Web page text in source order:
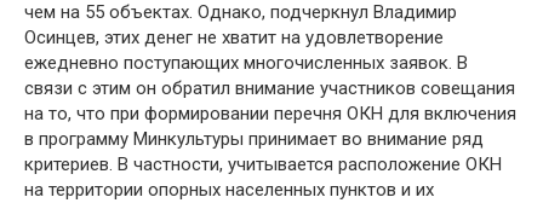
чем на 55 объектах. Однако, подчеркнул Владимир
Осинцев, этих денег не хватит на удовлетворение
ежедневно поступающих многочисленных заявок. В
связи с этим он обратил внимание участников совещания
на то, что при формировании перечня ОКН для включения
в программу Минкультуры принимает во внимание ряд
критериев. В частности, учитывается расположение ОКН
на территории опорных населенных пунктов и их